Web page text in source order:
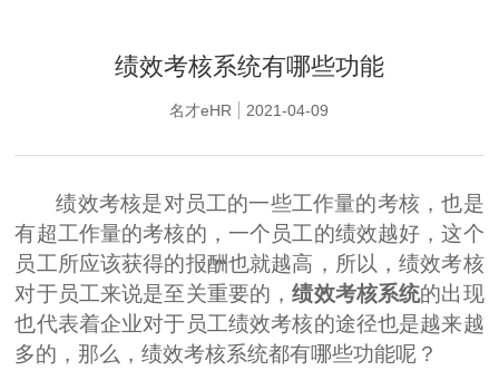
绩效考核系统有哪些功能
名才eHR 2021-04-09
绩效考核是对员工的一些工作量的考核，也是
有超工作量的考核的，一个员工的绩效越好，这个
员工所应该获得的报酬也就越高，所以，绩效考核
对于员工来说是至关重要的，绩效考核系统的出现
也代表着企业对于员工绩效考核的途径也是越来越
多的，那么，绩效考核系统都有哪些功能呢？